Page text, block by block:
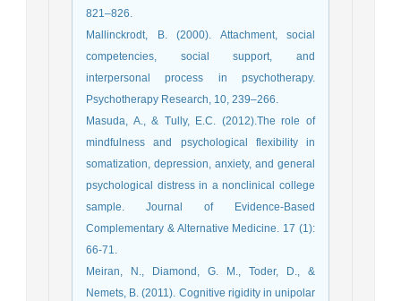
821–826.
Mallinckrodt, B. (2000). Attachment, social
competencies, social support, and
interpersonal process in psychotherapy.
Psychotherapy Research, 10, 239–266.
Masuda, A., & Tully, E.C. (2012).The role of
mindfulness and psychological flexibility in
somatization, depression, anxiety, and general
psychological distress in a nonclinical college
sample. Journal of Evidence-Based
Complementary & Alternative Medicine. 17 (1):
66-71.
Meiran, N., Diamond, G. M., Toder, D., &
Nemets, B. (2011). Cognitive rigidity in unipolar